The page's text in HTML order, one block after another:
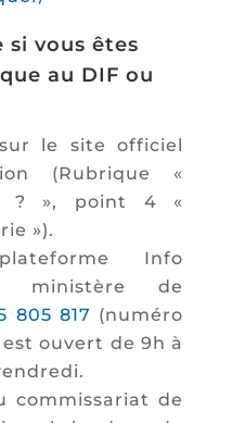
si vous êtes
au DIF ou
le site officiel
(Rubrique «
? », point 4 «
»).
Info
ministère de
805 817 (numéro
ouvert de 9h à
commissariat de